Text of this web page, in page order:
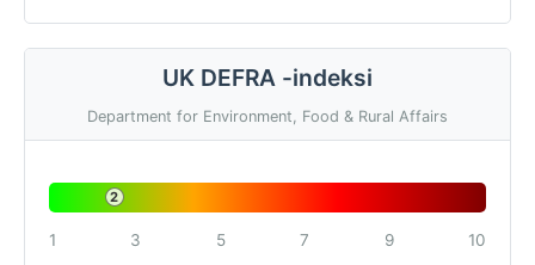
UK DEFRA -indeksi
Department for Environment, Food & Rural Affairs
2
1 3 5 7 9 10